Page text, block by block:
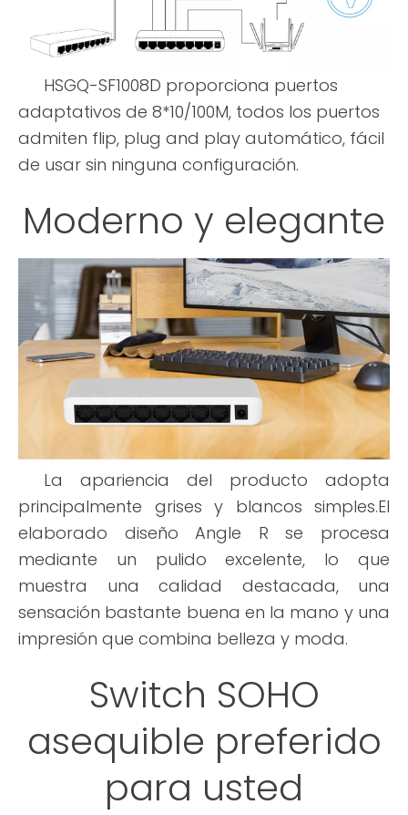
HSGQ-SF1008D proporciona puertos
adaptativos de 8*10/100M, todos los puertos
admiten flip, plug and play automático, fácil
de usar sin ninguna configuración.
Moderno y elegante
La apariencia del producto adopta
principalmente grises y blancos simples.El
elaborado diseño Angle R se procesa
mediante un pulido excelente, lo que
muestra una calidad destacada, una
sensación bastante buena en la mano y una
impresión que combina belleza y moda.
Switch SOHO
asequible preferido
para usted